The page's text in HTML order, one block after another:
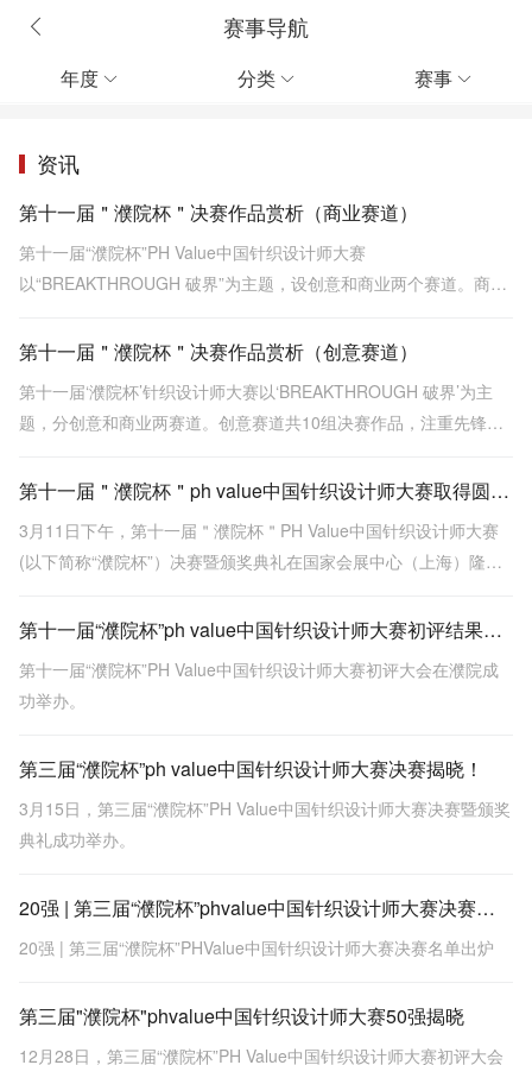
赛事导航
年度  分类  赛事 
资讯
第十一届＂濮院杯＂决赛作品赏析（商业赛道）
第十一届“濮院杯”PH Value中国针织设计师大赛
以“BREAKTHROUGH 破界”为主题，设创意和商业两个赛道。商业
示多种针织工艺和设计，突出时尚与实用性结合。
第十一届＂濮院杯＂决赛作品赏析（创意赛道）
第十一届‘濮院杯’针织设计师大赛以‘BREAKTHROUGH 破界’为主
题，分创意和商业两赛道。创意赛道共10组决赛作品，注重先锋表
艺深度。
第十一届＂濮院杯＂ph value中国针织设计师大赛取得圆满成功！
3月11日下午，第十一届＂濮院杯＂PH Value中国针织设计师大赛
(以下简称“濮院杯”）决赛暨颁奖典礼在国家会展中心（上海）隆重
第十一届“濮院杯”ph value中国针织设计师大赛初评结果公示（含效果图）
第十一届“濮院杯”PH Value中国针织设计师大赛初评大会在濮院成
功举办。
第三届“濮院杯”ph value中国针织设计师大赛决赛揭晓！
3月15日，第三届“濮院杯”PH Value中国针织设计师大赛决赛暨颁奖
典礼成功举办。
20强 | 第三届“濮院杯”phvalue中国针织设计师大赛决赛名单出炉
20强 | 第三届“濮院杯”PHValue中国针织设计师大赛决赛名单出炉
第三届"濮院杯"phvalue中国针织设计师大赛50强揭晓
12月28日，第三届“濮院杯”PH Value中国针织设计师大赛初评大会